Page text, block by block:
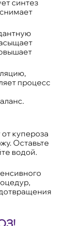
синтез
процесс
купероза
Оставьте
водой.